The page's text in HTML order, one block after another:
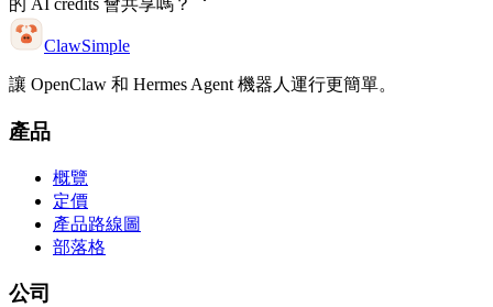
的 AI credits 會共享嗎？
ClawSimple
讓 OpenClaw 和 Hermes Agent 機器人運行更簡單。
產品
概覽
定價
產品路線圖
部落格
公司